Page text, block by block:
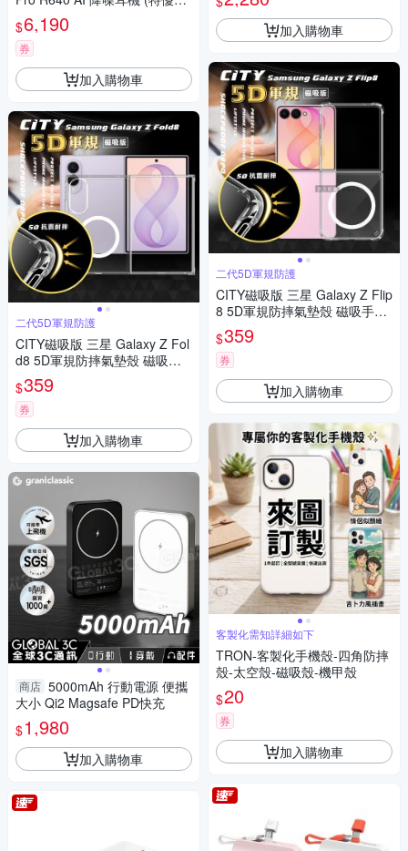
利品)
$6,190
券
加入購物車
二代5D軍規防護
CITY磁吸版 三星 Galaxy Z Fol
d8 5D軍規防摔氣墊殼 磁吸手
機殼 透明殼
$359
券
加入購物車
商店 5000mAh 行動電源 便攜
大小 Qi2 Magsafe PD快充
$1,980
加入購物車
加入購物車
二代5D軍規防護
CITY磁吸版 三星 Galaxy Z Flip
8 5D軍規防摔氣墊殼 磁吸手機
殼 透明殼
$359
券
加入購物車
客製化需知詳細如下
TRON-客製化手機殼-四角防摔
殼-太空殼-磁吸殼-機甲殼
$20
券
加入購物車